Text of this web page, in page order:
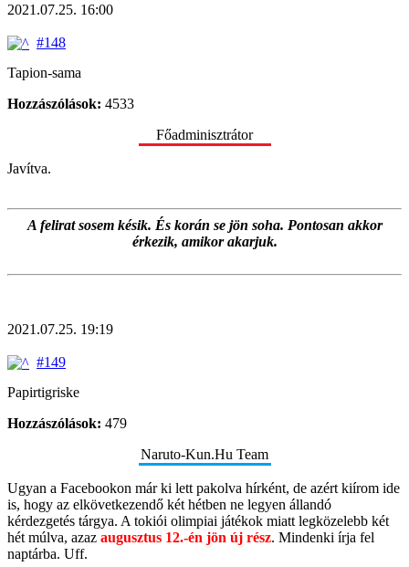
2021.07.25. 16:00
#148
Tapion-sama
Hozzászólások: 4533
Főadminisztrátor
Javítva.
A felirat sosem késik. És korán se jön soha. Pontosan akkor
érkezik, amikor akarjuk.
2021.07.25. 19:19
#149
Papirtigriske
Hozzászólások: 479
Naruto-Kun.Hu Team
Ugyan a Facebookon már ki lett pakolva hírként, de azért kiírom ide
is, hogy az elkövetkezendő két hétben ne legyen állandó
kérdezgetés tárgya. A tokiói olimpiai játékok miatt legközelebb két
hét múlva, azaz augusztus 12.-én jön új rész. Mindenki írja fel
naptárba. Uff.